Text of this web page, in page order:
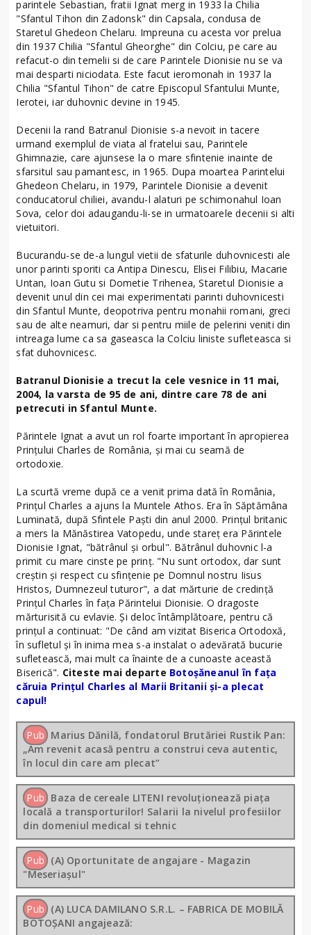
parintele Sebastian, fratii Ignat merg in 1933 la Chilia
"Sfantul Tihon din Zadonsk" din Capsala, condusa de
Staretul Ghedeon Chelaru. Impreuna cu acesta vor prelua
din 1937 Chilia "Sfantul Gheorghe" din Colciu, pe care au
refacut-o din temelii si de care Parintele Dionisie nu se va
mai desparti niciodata. Este facut ieromonah in 1937 la
Chilia "Sfantul Tihon" de catre Episcopul Sfantului Munte,
Ierotei, iar duhovnic devine in 1945.
Decenii la rand Batranul Dionisie s-a nevoit in tacere
urmand exemplul de viata al fratelui sau, Parintele
Ghimnazie, care ajunsese la o mare sfintenie inainte de
sfarsitul sau pamantesc, in 1965. Dupa moartea Parintelui
Ghedeon Chelaru, in 1979, Parintele Dionisie a devenit
conducatorul chiliei, avandu-l alaturi pe schimonahul Ioan
Sova, celor doi adaugandu-li-se in urmatoarele decenii si alti
vietuitori.
Bucurandu-se de-a lungul vietii de sfaturile duhovnicesti ale
unor parinti sporiti ca Antipa Dinescu, Elisei Filibiu, Macarie
Untan, Ioan Gutu si Dometie Trihenea, Staretul Dionisie a
devenit unul din cei mai experimentati parinti duhovnicesti
din Sfantul Munte, deopotriva pentru monahii romani, greci
sau de alte neamuri, dar si pentru miile de pelerini veniti din
intreaga lume ca sa gaseasca la Colciu liniste sufleteasca si
sfat duhovnicesc.
Batranul Dionisie a trecut la cele vesnice in 11 mai,
2004, la varsta de 95 de ani, dintre care 78 de ani
petrecuti in Sfantul Munte.
Părintele Ignat a avut un rol foarte important în apropierea
Prințului Charles de România, și mai cu seamă de
ortodoxie.
La scurtă vreme după ce a venit prima dată în România,
Prințul Charles a ajuns la Muntele Athos. Era în Săptămâna
Luminată, după Sfintele Paști din anul 2000. Prințul britanic
a mers la Mănăstirea Vatopedu, unde stareț era Părintele
Dionisie Ignat, "bătrânul și orbul". Bătrânul duhovnic l-a
primit cu mare cinste pe prinț. "Nu sunt ortodox, dar sunt
creștin și respect cu sfințenie pe Domnul nostru Iisus
Hristos, Dumnezeul tuturor", a dat mărturie de credință
Prințul Charles în fața Părintelui Dionisie. O dragoste
mărturisită cu evlavie. Și deloc întâmplătoare, pentru că
prințul a continuat: "De când am vizitat Biserica Ortodoxă,
în sufletul și în inima mea s-a instalat o adevărată bucurie
sufletească, mai mult ca înainte de a cunoaste această
Biserică". Citeste mai departe Botoșăneanul în fața
căruia Prințul Charles al Marii Britanii și-a plecat
capul!
Pub Marius Dănilă, fondatorul Brutăriei Rustik Pan:
„Am revenit acasă pentru a construi ceva autentic,
în locul din care am plecat”
Pub Baza de cereale LITENI revoluționează piața
locală a transporturilor! Salarii la nivelul profesiilor
din domeniul medical si tehnic
Pub (A) Oportunitate de angajare - Magazin
"Meseriașul"
Pub (A) LUCA DAMILANO S.R.L. – FABRICA DE MOBILĂ
BOTOȘANI angajează: